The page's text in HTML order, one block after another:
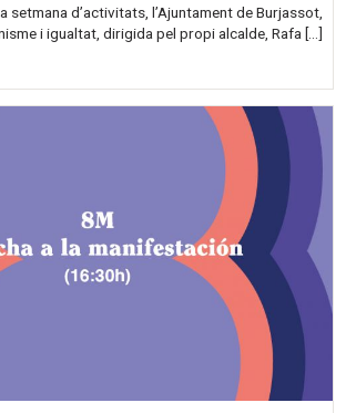
setmana d’activitats, l’Ajuntament de Burjassot,
i igualtat, dirigida pel propi alcalde, Rafa […]